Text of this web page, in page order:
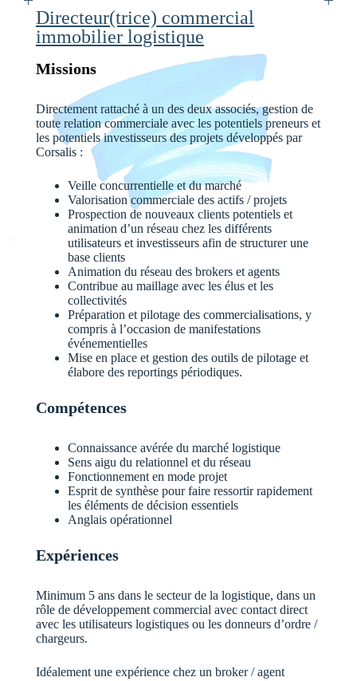
Directeur(trice) commercial
immobilier logistique
Missions
Directement rattaché à un des deux associés, gestion de
toute relation commerciale avec les potentiels preneurs et
les potentiels investisseurs des projets développés par
Corsalis :
Veille concurrentielle et du marché
Valorisation commerciale des actifs / projets
Prospection de nouveaux clients potentiels et
animation d’un réseau chez les différents
utilisateurs et investisseurs afin de structurer une
base clients
Animation du réseau des brokers et agents
Contribue au maillage avec les élus et les
collectivités
Préparation et pilotage des commercialisations, y
compris à l’occasion de manifestations
événementielles
Mise en place et gestion des outils de pilotage et
élabore des reportings périodiques.
Compétences
Connaissance avérée du marché logistique
Sens aigu du relationnel et du réseau
Fonctionnement en mode projet
Esprit de synthèse pour faire ressortir rapidement
les éléments de décision essentiels
Anglais opérationnel
Expériences
Minimum 5 ans dans le secteur de la logistique, dans un
rôle de développement commercial avec contact direct
avec les utilisateurs logistiques ou les donneurs d’ordre /
chargeurs.
Idéalement une expérience chez un broker / agent